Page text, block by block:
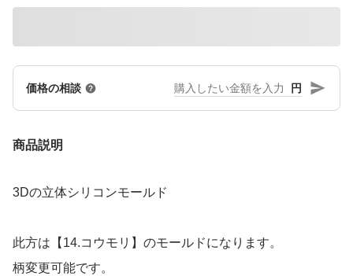
価格の相談 円
商品説明
3Dの立体シリコンモールド
此方は【14.コウモリ】のモールドになります。
柄変更可能です。